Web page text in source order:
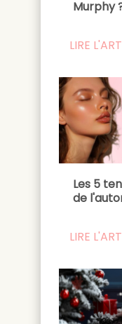
Murphy
LIRE
Les 5
de
LIRE